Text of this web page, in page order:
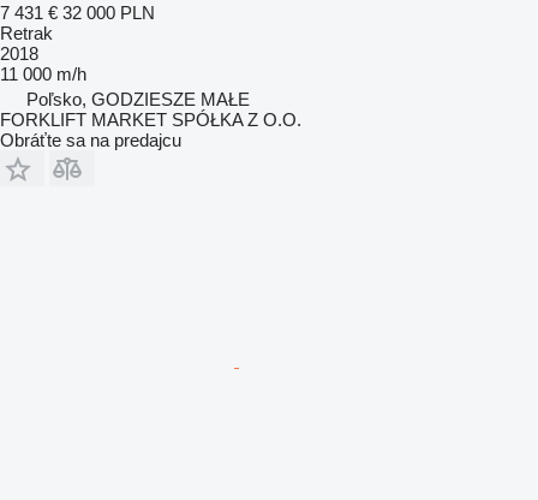
7 431 € 32 000 PLN
Retrak
2018
11 000 m/h
Poľsko, GODZIESZE MAŁE
FORKLIFT MARKET SPÓŁKA Z O.O.
Obráťte sa na predajcu